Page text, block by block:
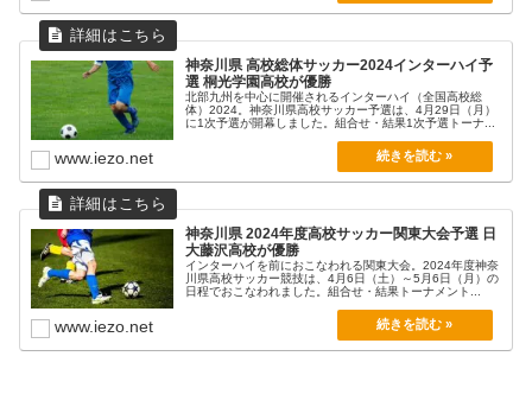
神奈川県 高校総体サッカー2024インターハイ予
選 桐光学園高校が優勝
北部九州を中心に開催されるインターハイ（全国高校総
体）2024。神奈川県高校サッカー予選は、4月29日（月）
に1次予選が開幕しました。組合せ・結果1次予選トーナ...
www.iezo.net
神奈川県 2024年度高校サッカー関東大会予選 日
大藤沢高校が優勝
インターハイを前におこなわれる関東大会。2024年度神奈
川県高校サッカー競技は、4月6日（土）～5月6日（月）の
日程でおこなわれました。組合せ・結果トーナメント...
www.iezo.net